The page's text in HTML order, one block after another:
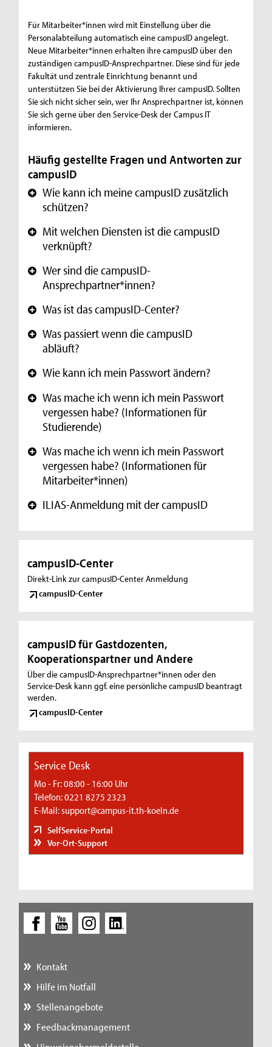
Für Mitarbeiter*innen wird mit Einstellung über die
Personalabteilung automatisch eine campusID angelegt.
Neue Mitarbeiter*innen erhalten ihre campusID über den
zuständigen campusID-Ansprechpartner. Diese sind für jede
Fakultät und zentrale Einrichtung benannt und
unterstützen Sie bei der Aktivierung Ihrer campusID. Sollten
Sie sich nicht sicher sein, wer Ihr Ansprechpartner ist, können
Sie sich gerne über den Service-Desk der Campus IT
informieren.
Häufig gestellte Fragen und Antworten zur
campusID
+ Wie kann ich meine campusID zusätzlich
schützen?
+ Mit welchen Diensten ist die campusID
verknüpft?
+ Wer sind die campusID-
Ansprechpartner*innen?
+ Was ist das campusID-Center?
+ Was passiert wenn die campusID
abläuft?
+ Wie kann ich mein Passwort ändern?
+ Was mache ich wenn ich mein Passwort
vergessen habe? (Informationen für
Studierende)
+ Was mache ich wenn ich mein Passwort
vergessen habe? (Informationen für
Mitarbeiter*innen)
+ ILIAS-Anmeldung mit der campusID
campusID-Center
Direkt-Link zur campusID-Center Anmeldung
campusID-Center
campusID für Gastdozenten,
Kooperationspartner und Andere
Über die campusID-Ansprechpartner*innen oder den
Service-Desk kann ggf. eine persönliche campusID beantragt
werden.
campusID-Center
Service Desk
Mo - Fr: 08:00 - 16:00 Uhr
Telefon: 0221 8275 2323
E-Mail: support@campus-it.th-koeln.de
SelfService-Portal
Vor-Ort-Support
Kontakt
Hilfe im Notfall
Stellenangebote
Feedbackmanagement